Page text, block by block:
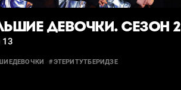
ДЕВОЧКИ. СЕЗОН 2
13
#ЭТЕРИТУТБЕРИДЗЕ